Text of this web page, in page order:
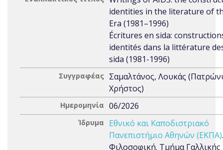
identities in the literature of
Era (1981–1996)
Écritures en sida:
identités dans la littérature
sida (1981-1996)
Συγγραφέας Σαμαλτάνος, Λουκάς
Χρήστος)
Ημερομηνία 06/2026
Ίδρυμα
Εθνικό και Καποδιστριακό
Πανεπιστήμιο Αθηνών (ΕΚΠΑ)
Φιλοσοφική. Τμήμα Γαλλικής